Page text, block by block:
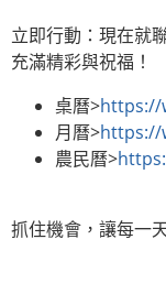
立即行動：現在就
充滿精彩與祝福！
桌曆>https://
月曆>https://
農民曆>
抓住機會，讓每一